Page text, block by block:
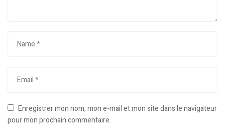
Enregistrer mon nom, mon e-mail et mon site dans le navigateur
pour mon prochain commentaire.